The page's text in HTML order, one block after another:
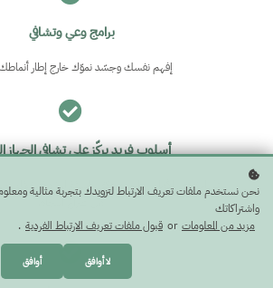
برامج وعي وتشافي
إفهم نفسك وجسّد نموّك خارج إطار أنماطك
أسلوب فريد يركّز على تشافي الجهاز
عزّز الشعور بالأمان بداخلك وكوّن البيئة اللازمة لشفاء
من صراع النجاة.
نحن نستخدم ملفات تعريف الارتباط لتزويدك بتجربة مثالية
واشتراكاتك
مزيد من المعلومات or قبول ملفات تعريف الارتباط الفردية .
لا أوافق أوافق